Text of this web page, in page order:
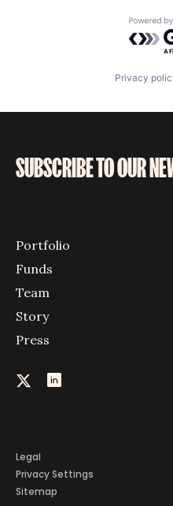
Privacy
SUBSCRIBE TO OUR
Portfolio
Funds
Team
Story
Press
Legal
Privacy Settings
Sitemap